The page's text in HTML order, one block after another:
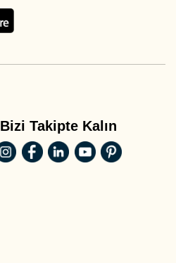
Bizi Takipte Kalın